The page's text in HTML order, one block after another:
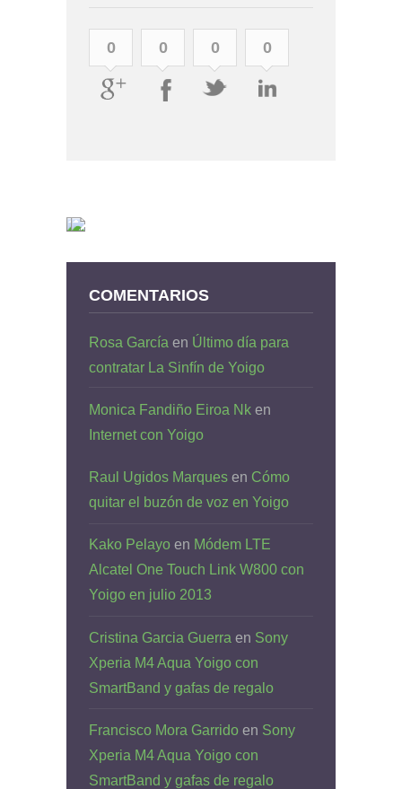
0 0 0 0
COMENTARIOS
Rosa García en Último día para
contratar La Sinfín de Yoigo
Monica Fandiño Eiroa Nk en
Internet con Yoigo
Raul Ugidos Marques en Cómo
quitar el buzón de voz en Yoigo
Kako Pelayo en Módem LTE
Alcatel One Touch Link W800 con
Yoigo en julio 2013
Cristina Garcia Guerra en Sony
Xperia M4 Aqua Yoigo con
SmartBand y gafas de regalo
Francisco Mora Garrido en Sony
Xperia M4 Aqua Yoigo con
SmartBand y gafas de regalo